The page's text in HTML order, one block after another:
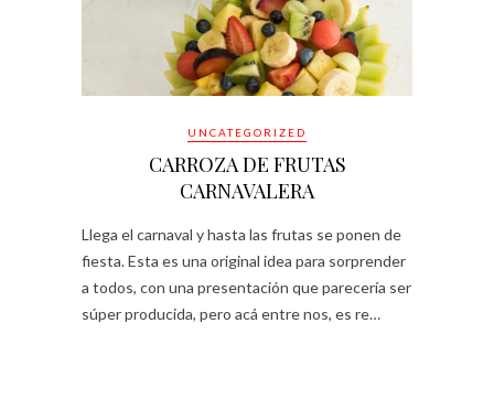
UNCATEGORIZED
CARROZA DE FRUTAS
CARNAVALERA
Llega el carnaval y hasta las frutas se ponen de
fiesta. Esta es una original idea para sorprender
a todos, con una presentación que parecería ser
súper producida, pero acá entre nos, es re…